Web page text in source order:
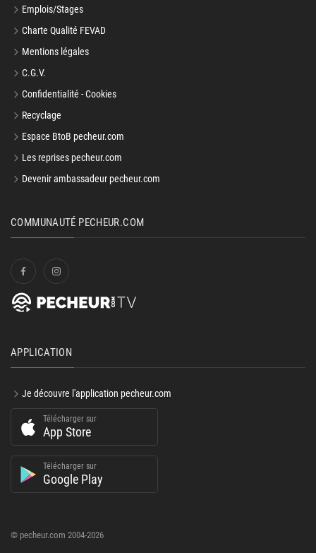
Emplois/Stages
Charte Qualité FEVAD
Mentions légales
C.G.V.
Confidentialité - Cookies
Recyclage
Espace BtoB pecheur.com
Les reprises pecheur.com
Devenir ambassadeur pecheur.com
COMMUNAUTÉ PECHEUR.COM
APPLICATION
Je découvre l'application pecheur.com
Télécharger sur
App Store
Télécharger sur
Google Play
© pecheur.com 2004-2026